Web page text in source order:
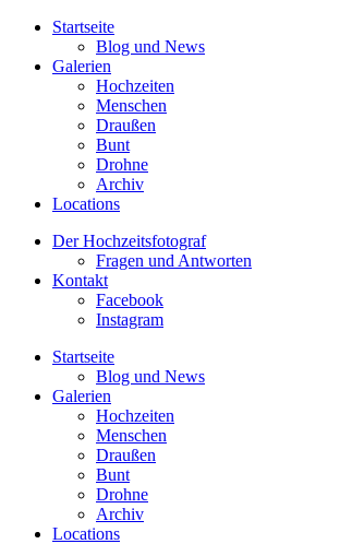
Startseite
Blog und News
Galerien
Hochzeiten
Menschen
Draußen
Bunt
Drohne
Archiv
Locations
Der Hochzeitsfotograf
Fragen und Antworten
Kontakt
Facebook
Instagram
Startseite
Blog und News
Galerien
Hochzeiten
Menschen
Draußen
Bunt
Drohne
Archiv
Locations